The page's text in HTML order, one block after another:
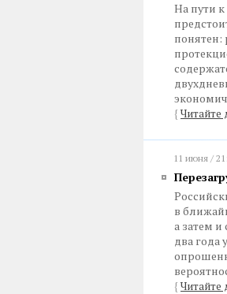
На пути
понятен:
{ Читайте
11 июня /
в
а затем
два года
{ Читайте